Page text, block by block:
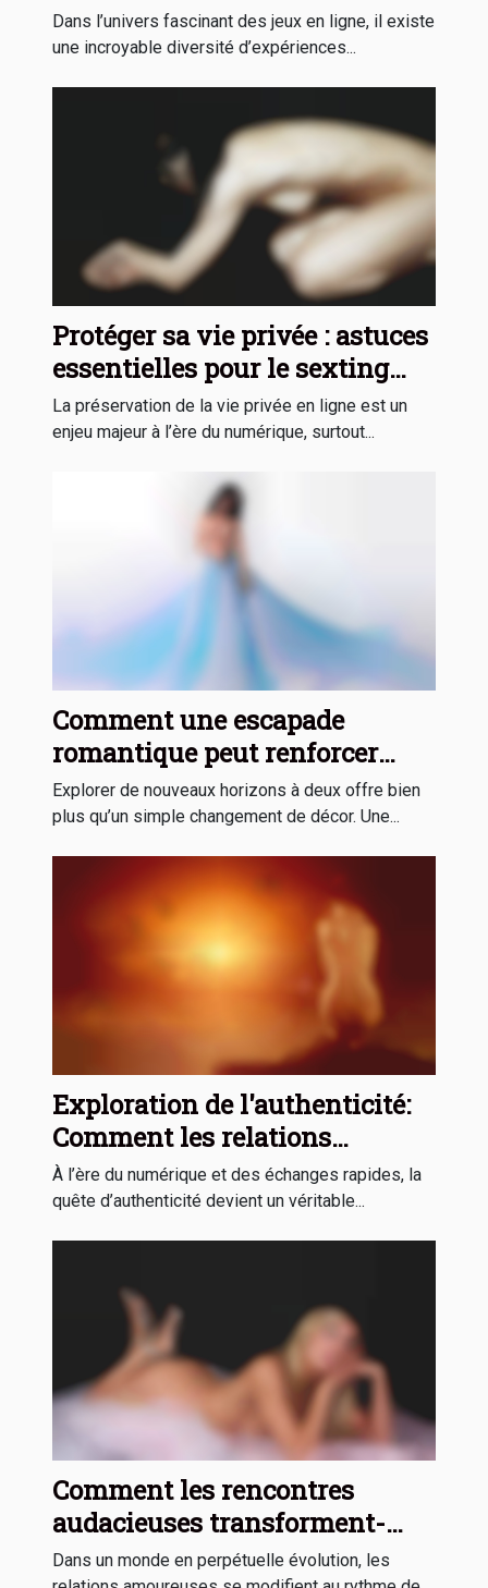
vos préférences ?
Dans l’univers fascinant des jeux en ligne, il existe
une incroyable diversité d’expériences...
Protéger sa vie privée : astuces
essentielles pour le sexting
sécurisé
La préservation de la vie privée en ligne est un
enjeu majeur à l’ère du numérique, surtout...
Comment une escapade
romantique peut renforcer
votre relation ?
Explorer de nouveaux horizons à deux offre bien
plus qu’un simple changement de décor. Une...
Exploration de l'authenticité:
Comment les relations
sincères transforment-elles la
vie ?
À l’ère du numérique et des échanges rapides, la
quête d’authenticité devient un véritable...
Comment les rencontres
audacieuses transforment-
elles les relations modernes ?
Dans un monde en perpétuelle évolution, les